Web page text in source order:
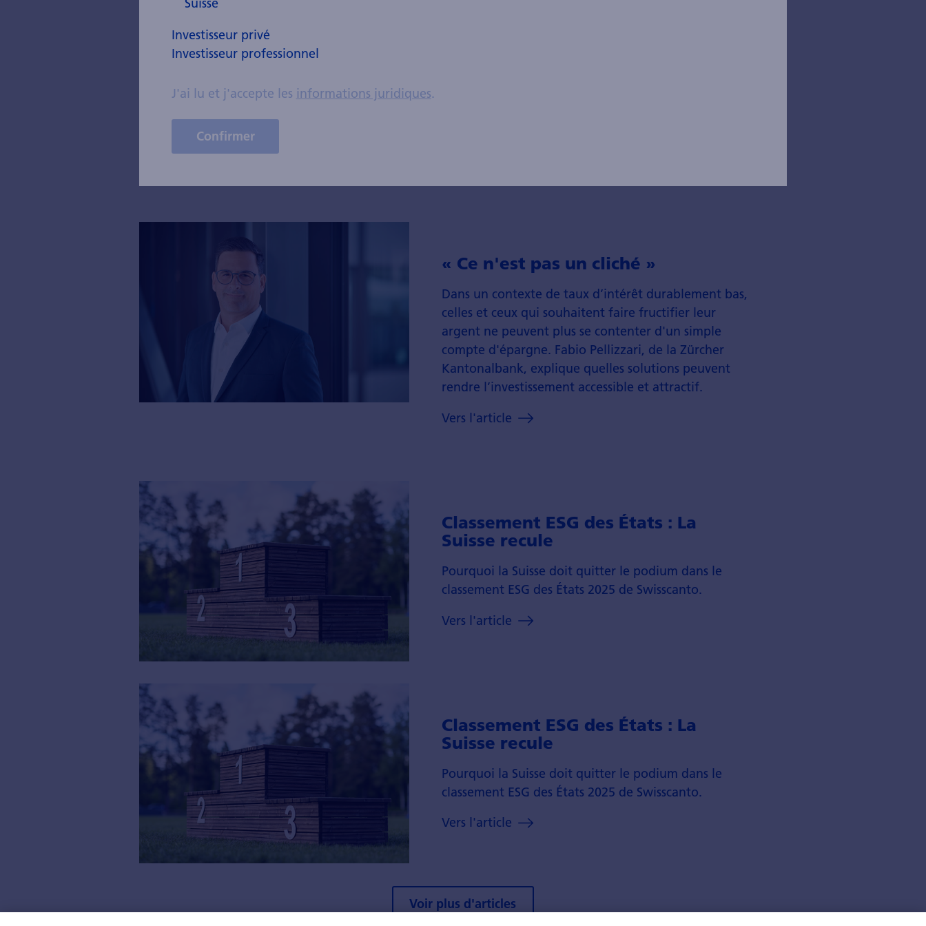
Schweizerischer Bankverein et de la banque Julius Baer.
Articles de blog
« Ce n'est pas un cliché »
Dans un con­texte de taux d’intérêt durable­ment bas,
celles et ceux qui sou­haitent faire fructifier leur
argent ne peuvent plus se contenter d'un simple
compte d'épargne. Fabio Pellizzari, de la Zürcher
Kantonal­bank, explique quelles solutions peuvent
rendre l’investis­sement accessible et attractif.
Vers l'article
Classe­ment ESG des États : La
Suisse recule
Pour­quoi la Suisse doit quitter le podium dans le
classe­ment ESG des États 2025 de Swiss­canto.
Vers l'article
Classe­ment ESG des États : La
Suisse recule
Pour­quoi la Suisse doit quitter le podium dans le
classe­ment ESG des États 2025 de Swiss­canto.
Vers l'article
Voir plus d'articles
Investisseur privé
Investisseur professionnel
J'ai lu et j'accepte les informations juridiques.
Confirmer